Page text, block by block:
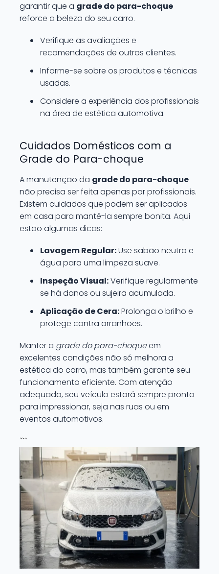
garantir que a grade do para-choque
reforce a beleza do seu carro.
Verifique as avaliações e
recomendações de outros clientes.
Informe-se sobre os produtos e técnicas
usadas.
Considere a experiência dos profissionais
na área de estética automotiva.
Cuidados Domésticos com a
Grade do Para-choque
A manutenção da grade do para-choque
não precisa ser feita apenas por profissionais.
Existem cuidados que podem ser aplicados
em casa para mantê-la sempre bonita. Aqui
estão algumas dicas:
Lavagem Regular:Use sabão neutro e
água para uma limpeza suave.
Inspeção Visual:Verifique regularmente
se há danos ou sujeira acumulada.
Aplicação de Cera:Prolonga o brilho e
protege contra arranhões.
Manter a grade do para-choqueem
excelentes condições não só melhora a
estética do carro, mas também garante seu
funcionamento eficiente. Com atenção
adequada, seu veículo estará sempre pronto
para impressionar, seja nas ruas ou em
eventos automotivos.
```